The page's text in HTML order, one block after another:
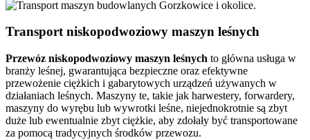
Transport niskopodwoziowy maszyn leśnych
Przewóz niskopodwoziowy maszyn leśnych to główna usługa w
branży leśnej, gwarantująca bezpieczne oraz efektywne
przewożenie ciężkich i gabarytowych urządzeń używanych w
działaniach leśnych. Maszyny te, takie jak harwestery, forwardery,
maszyny do wyrębu lub wywrotki leśne, niejednokrotnie są zbyt
duże lub ewentualnie zbyt ciężkie, aby zdołały być transportowane
za pomocą tradycyjnych środków przewozu.